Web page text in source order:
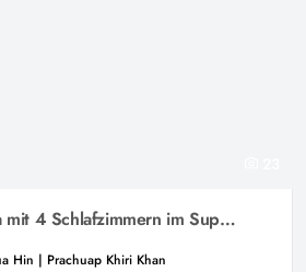
Villa Suparit – Villa mit 4 Schlafzimmern im Supalai Park Ville Hua Hin
Hin | Prachuap Khiri Khan